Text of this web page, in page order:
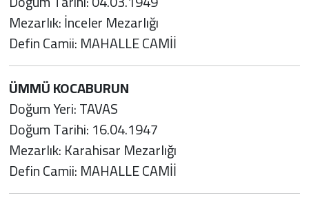
Mezarlık: İnceler Mezarlığı
Defin Camii: MAHALLE CAMİİ
ÜMMÜ KOCABURUN
Doğum Yeri: TAVAS
Doğum Tarihi: 16.04.1947
Mezarlık: Karahisar Mezarlığı
Defin Camii: MAHALLE CAMİİ